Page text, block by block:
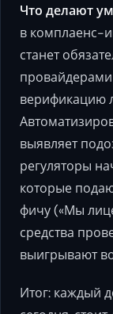
Что делают
в комплаенс-
станет
верификацию
выявляет
регуляторы
которые
фичу («Мы
средства
выигрывают
Итог: каждый